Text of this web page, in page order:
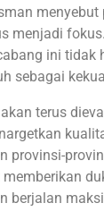
menjadi
ini tidak
sebagai
terus
provinsi-
berjalan